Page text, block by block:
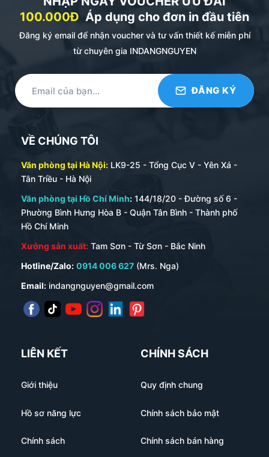
100.000Đ Áp dụng cho đơn in đầu tiên
Đăng ký email để nhận voucher và tư vấn thiết kế miễn phí
từ chuyên gia INDANGNGUYEN
VỀ CHÚNG TÔI
Văn phòng tại Hà Nội: LK9-25 - Tổng Cục V - Yên Xá -
Tân Triều - Hà Nội
Văn phòng tại Hồ Chí Minh: 144/18/20 - Đường số 6 -
Phường Bình Hưng Hòa B - Quận Tân Bình - Thành phố
Hồ Chí Minh
Xưởng sản xuất: Tam Sơn - Từ Sơn - Bắc Ninh
Hotline/Zalo: 0914 006 627 (Mrs. Nga)
Email: indangnguyen@gmail.com
LIÊN KẾT
Giới thiệu
Hồ sơ năng lực
Chính sách
CHÍNH SÁCH
Quy định chung
Chính sách bảo mật
Chính sách bán hàng